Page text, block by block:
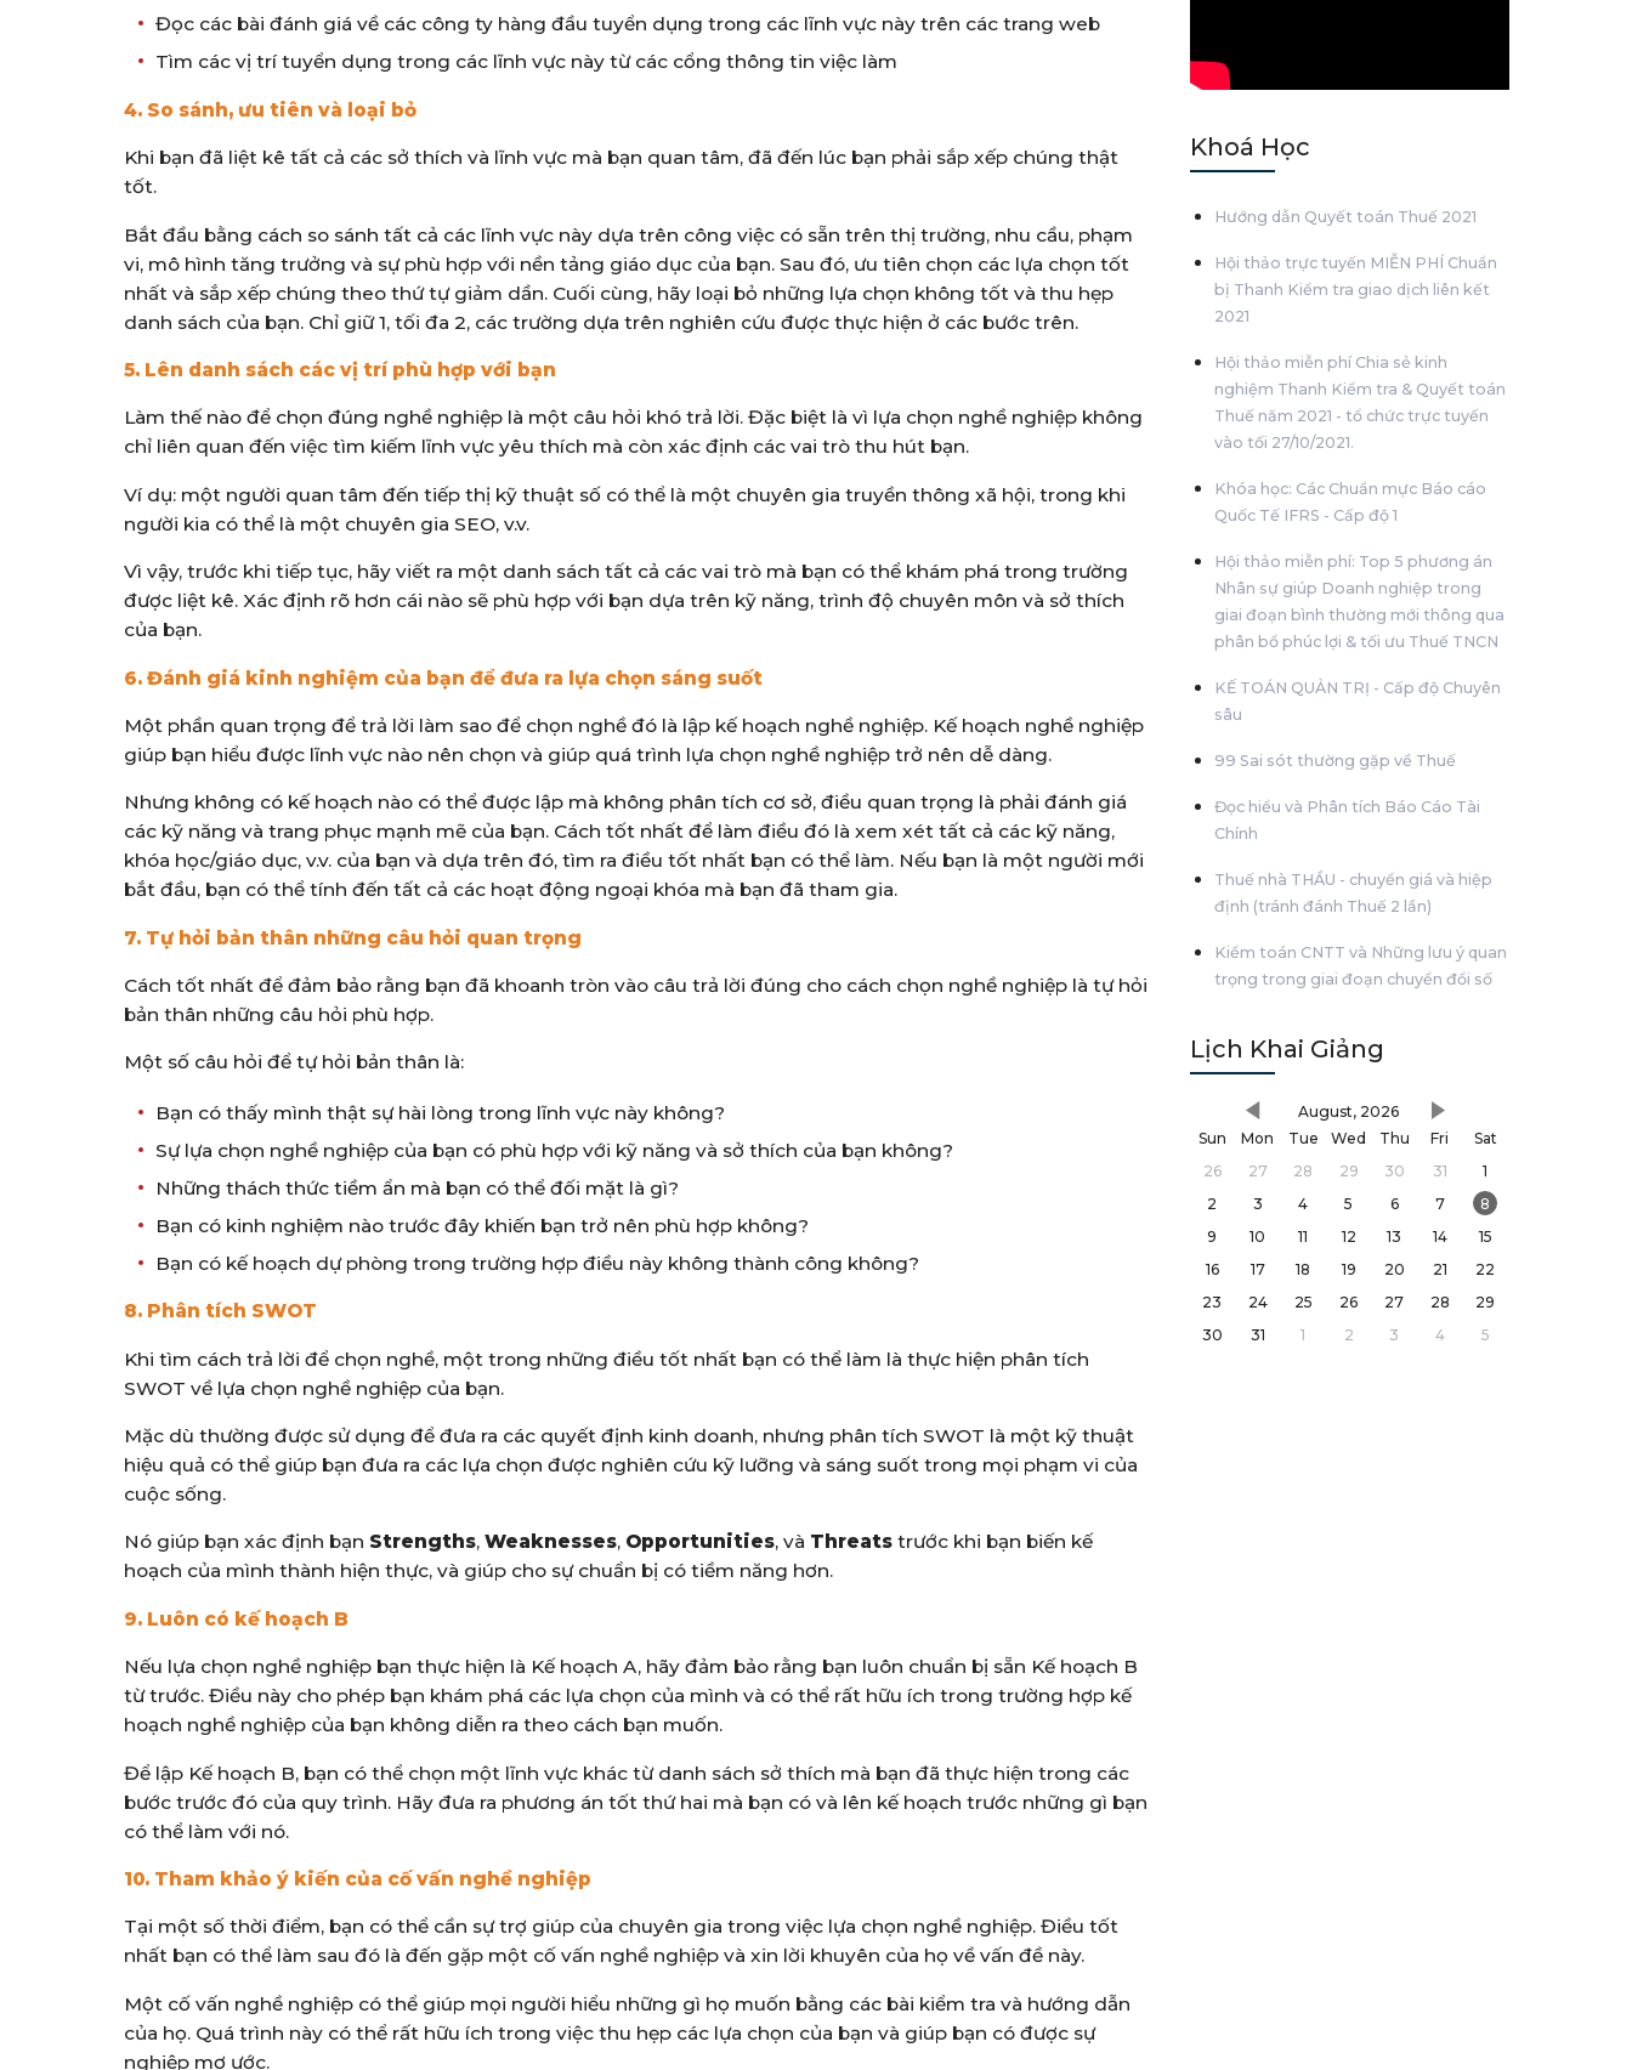
Đọc các bài đánh giá về các công ty hàng đầu tuyển dụng trong các lĩnh vực này trên các trang web
Tìm các vị trí tuyển dụng trong các lĩnh vực này từ các cổng thông tin việc làm
4. So sánh, ưu tiên và loại bỏ
Khi bạn đã liệt kê tất cả các sở thích và lĩnh vực mà bạn quan tâm, đã đến lúc bạn phải sắp xếp chúng thật
tốt.
Bắt đầu bằng cách so sánh tất cả các lĩnh vực này dựa trên công việc có sẵn trên thị trường, nhu cầu, phạm
vi, mô hình tăng trưởng và sự phù hợp với nền tảng giáo dục của bạn. Sau đó, ưu tiên chọn các lựa chọn tốt
nhất và sắp xếp chúng theo thứ tự giảm dần. Cuối cùng, hãy loại bỏ những lựa chọn không tốt và thu hẹp
danh sách của bạn. Chỉ giữ 1, tối đa 2, các trường dựa trên nghiên cứu được thực hiện ở các bước trên.
5. Lên danh sách các vị trí phù hợp với bạn
Làm thế nào để chọn đúng nghề nghiệp là một câu hỏi khó trả lời. Đặc biệt là vì lựa chọn nghề nghiệp không
chỉ liên quan đến việc tìm kiếm lĩnh vực yêu thích mà còn xác định các vai trò thu hút bạn.
Ví dụ: một người quan tâm đến tiếp thị kỹ thuật số có thể là một chuyên gia truyền thông xã hội, trong khi
người kia có thể là một chuyên gia SEO, v.v.
Vì vậy, trước khi tiếp tục, hãy viết ra một danh sách tất cả các vai trò mà bạn có thể khám phá trong trường
được liệt kê. Xác định rõ hơn cái nào sẽ phù hợp với bạn dựa trên kỹ năng, trình độ chuyên môn và sở thích
của bạn.
6. Đánh giá kinh nghiệm của bạn để đưa ra lựa chọn sáng suốt
Một phần quan trọng để trả lời làm sao để chọn nghề đó là lập kế hoạch nghề nghiệp. Kế hoạch nghề nghiệp
giúp bạn hiểu được lĩnh vực nào nên chọn và giúp quá trình lựa chọn nghề nghiệp trở nên dễ dàng.
Nhưng không có kế hoạch nào có thể được lập mà không phân tích cơ sở, điều quan trọng là phải đánh giá
các kỹ năng và trang phục mạnh mẽ của bạn. Cách tốt nhất để làm điều đó là xem xét tất cả các kỹ năng,
khóa học/giáo dục, v.v. của bạn và dựa trên đó, tìm ra điều tốt nhất bạn có thể làm. Nếu bạn là một người mới
bắt đầu, bạn có thể tính đến tất cả các hoạt động ngoại khóa mà bạn đã tham gia.
7. Tự hỏi bản thân những câu hỏi quan trọng
Cách tốt nhất để đảm bảo rằng bạn đã khoanh tròn vào câu trả lời đúng cho cách chọn nghề nghiệp là tự hỏi
bản thân những câu hỏi phù hợp.
Một số câu hỏi để tự hỏi bản thân là:
Bạn có thấy mình thật sự hài lòng trong lĩnh vực này không?
Sự lựa chọn nghề nghiệp của bạn có phù hợp với kỹ năng và sở thích của bạn không?
Những thách thức tiềm ẩn mà bạn có thể đối mặt là gì?
Bạn có kinh nghiệm nào trước đây khiến bạn trở nên phù hợp không?
Bạn có kế hoạch dự phòng trong trường hợp điều này không thành công không?
8. Phân tích SWOT
Khi tìm cách trả lời để chọn nghề, một trong những điều tốt nhất bạn có thể làm là thực hiện phân tích
SWOT về lựa chọn nghề nghiệp của bạn.
Mặc dù thường được sử dụng để đưa ra các quyết định kinh doanh, nhưng phân tích SWOT là một kỹ thuật
hiệu quả có thể giúp bạn đưa ra các lựa chọn được nghiên cứu kỹ lưỡng và sáng suốt trong mọi phạm vi của
cuộc sống.
Nó giúp bạn xác định bạn Strengths, Weaknesses, Opportunities, và Threats trước khi bạn biến kế
hoạch của mình thành hiện thực, và giúp cho sự chuẩn bị có tiềm năng hơn.
9. Luôn có kế hoạch B
Nếu lựa chọn nghề nghiệp bạn thực hiện là Kế hoạch A, hãy đảm bảo rằng bạn luôn chuẩn bị sẵn Kế hoạch B
từ trước. Điều này cho phép bạn khám phá các lựa chọn của mình và có thể rất hữu ích trong trường hợp kế
hoạch nghề nghiệp của bạn không diễn ra theo cách bạn muốn.
Để lập Kế hoạch B, bạn có thể chọn một lĩnh vực khác từ danh sách sở thích mà bạn đã thực hiện trong các
bước trước đó của quy trình. Hãy đưa ra phương án tốt thứ hai mà bạn có và lên kế hoạch trước những gì bạn
có thể làm với nó.
10. Tham khảo ý kiến ​​của cố vấn nghề nghiệp
Tại một số thời điểm, bạn có thể cần sự trợ giúp của chuyên gia trong việc lựa chọn nghề nghiệp. Điều tốt
nhất bạn có thể làm sau đó là đến gặp một cố vấn nghề nghiệp và xin lời khuyên của họ về vấn đề này.
Một cố vấn nghề nghiệp có thể giúp mọi người hiểu những gì họ muốn bằng các bài kiểm tra và hướng dẫn
của họ. Quá trình này có thể rất hữu ích trong việc thu hẹp các lựa chọn của bạn và giúp bạn có được sự
nghiệp mơ ước.
Khoá Học
Hướng dẫn Quyết toán Thuế 2021
Hội thảo trực tuyến MIỄN PHÍ Chuẩn
bị Thanh Kiểm tra giao dịch liên kết
2021
Hội thảo miễn phí Chia sẻ kinh
nghiệm Thanh Kiểm tra & Quyết toán
Thuế năm 2021 - tổ chức trực tuyến
vào tối 27/10/2021.
Khóa học: Các Chuẩn mực Báo cáo
Quốc Tế IFRS - Cấp độ 1
Hội thảo miễn phí: Top 5 phương án
Nhân sự giúp Doanh nghiệp trong
giai đoạn bình thường mới thông qua
phân bổ phúc lợi & tối ưu Thuế TNCN
KẾ TOÁN QUẢN TRỊ - Cấp độ Chuyên
sâu
99 Sai sót thường gặp về Thuế
Đọc hiểu và Phân tích Báo Cáo Tài
Chính
Thuế nhà THẦU - chuyển giá và hiệp
định (tránh đánh Thuế 2 lần)
Kiểm toán CNTT và Những lưu ý quan
trọng trong giai đoạn chuyển đổi số
Lịch Khai Giảng
August, 2026
Sun
Mon Tue Wed Thu Fri
Sat
26
27 28 29 30 31
1
2
3 4 5 6 7
8
9
10 11 12 13 14
15
16
17 18 19 20 21
22
23
24 25 26 27 28
29
30
31 1 2 3 4 5